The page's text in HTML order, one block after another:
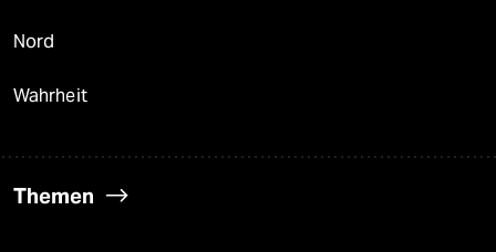
Nord
Wahrheit
Themen